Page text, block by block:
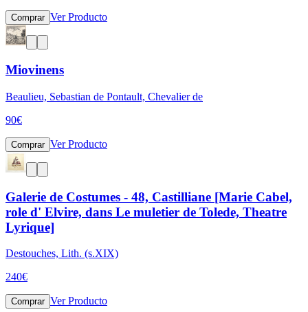
Comprar Ver Producto
Miovinens
Beaulieu, Sebastian de Pontault, Chevalier de
90€
Comprar Ver Producto
Galerie de Costumes - 48, Castilliane [Marie Cabel,
role d' Elvire, dans Le muletier de Tolede, Theatre
Lyrique]
Destouches, Lith. (s.XIX)
240€
Comprar Ver Producto